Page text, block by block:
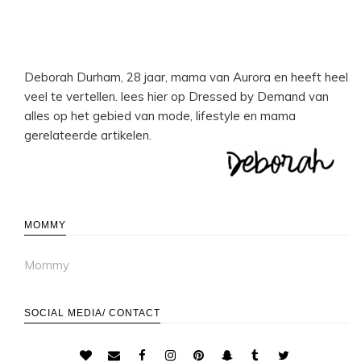
Deborah Durham, 28 jaar, mama van Aurora en heeft heel
veel te vertellen. lees hier op Dressed by Demand van
alles op het gebied van mode, lifestyle en mama
gerelateerde artikelen.
MOMMY
Mommy
SOCIAL MEDIA/ CONTACT